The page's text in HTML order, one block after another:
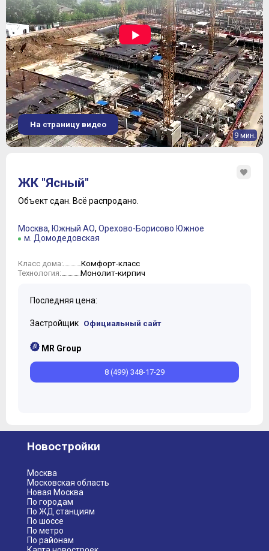
9 мин.
На страницу видео
ЖК "Ясный"
Объект сдан. Всё распродано.
Москва, Южный АО, Орехово-Борисово Южное
м. Домодедовская
Класс дома: Комфорт-класс
Технология: Монолит-кирпич
Последняя цена:
Застройщик Официальный сайт
MR Group
8 (499) 348-17-29
Новостройки
Москва
Московская область
Новая Москва
По городам
По ЖД станциям
По шоссе
По метро
По районам